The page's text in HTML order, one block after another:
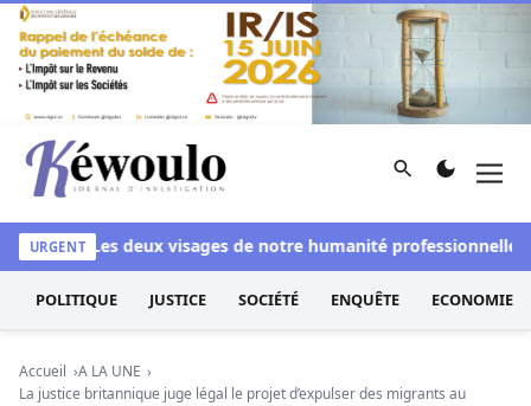
Aller au contenu
Kéwoulo, le premier site d'information et d'investigation
Rechercher
URGENTLes deux visages de notre humanité professionnelle :
POLITIQUE JUSTICE SOCIÉTÉ ENQUÊTE ECONOMIE
Accueil
A LA UNE
La justice britannique juge légal le projet d’expulser des migrants au